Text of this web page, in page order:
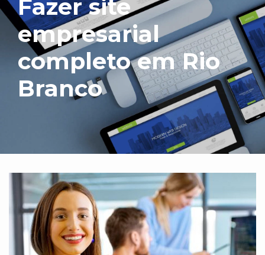
Fazer site
empresarial
completo em Rio
Branco